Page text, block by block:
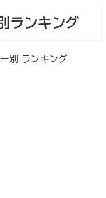
ランキング
別 ランキング